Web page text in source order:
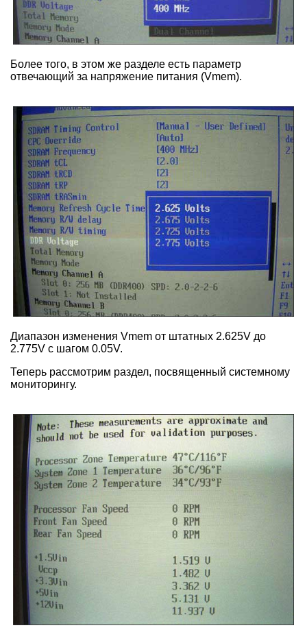
Более того, в этом же разделе есть параметр
отвечающий за напряжение питания (Vmem).
Диапазон изменения Vmem от штатных 2.625V до
2.775V с шагом 0.05V.
Теперь рассмотрим раздел, посвященный системному
мониторингу.